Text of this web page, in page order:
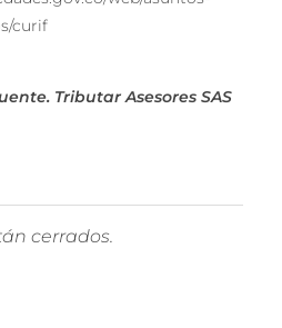
curif
Tributar Asesores SAS
cerrados.